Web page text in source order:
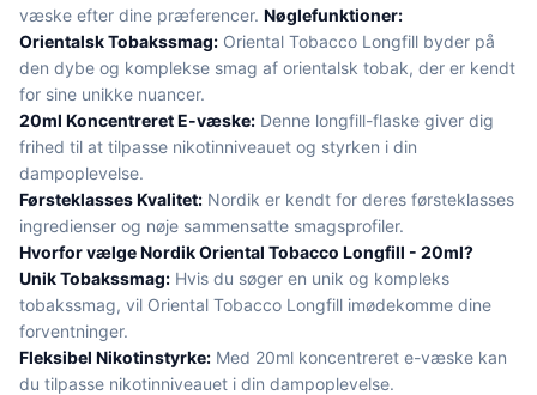
væske efter dine præferencer. Nøglefunktioner:
Orientalsk Tobakssmag: Oriental Tobacco Longfill byder på
den dybe og komplekse smag af orientalsk tobak, der er kendt
for sine unikke nuancer.
20ml Koncentreret E-væske: Denne longfill-flaske giver dig
frihed til at tilpasse nikotinniveauet og styrken i din
dampoplevelse.
Førsteklasses Kvalitet: Nordik er kendt for deres førsteklasses
ingredienser og nøje sammensatte smagsprofiler.
Hvorfor vælge Nordik Oriental Tobacco Longfill - 20ml?
Unik Tobakssmag: Hvis du søger en unik og kompleks
tobakssmag, vil Oriental Tobacco Longfill imødekomme dine
forventninger.
Fleksibel Nikotinstyrke: Med 20ml koncentreret e-væske kan
du tilpasse nikotinniveauet i din dampoplevelse.